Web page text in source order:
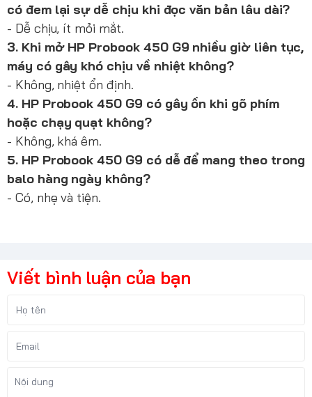
có đem lại sự dễ chịu khi đọc văn bản lâu dài?
- Dễ chịu, ít mỏi mắt.
3. Khi mở HP Probook 450 G9 nhiều giờ liên tục,
máy có gây khó chịu về nhiệt không?
- Không, nhiệt ổn định.
4. HP Probook 450 G9 có gây ồn khi gõ phím
hoặc chạy quạt không?
- Không, khá êm.
5. HP Probook 450 G9 có dễ để mang theo trong
balo hàng ngày không?
- Có, nhẹ và tiện.
Viết bình luận của bạn